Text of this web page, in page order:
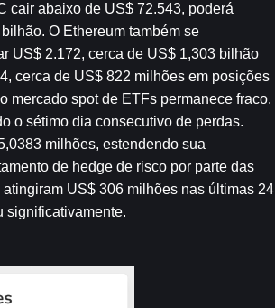
cair abaixo de US$ 72.543, poderá
O Ethereum também se
US$ 2.172, cerca de US$ 1,303 bilhão
cerca de US$ 822 milhões em posições
mercado spot de ETFs permanece fraco.
o sétimo dia consecutivo de perdas.
milhões, estendendo sua
de hedge de risco por parte das
US$ 306 milhões nas últimas 24
significativamente.